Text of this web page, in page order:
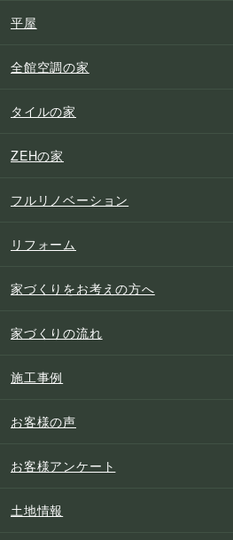
平屋
全館空調の家
タイルの家
ZEHの家
フルリノベーション
リフォーム
家づくりをお考えの方へ
家づくりの流れ
施工事例
お客様の声
お客様アンケート
土地情報